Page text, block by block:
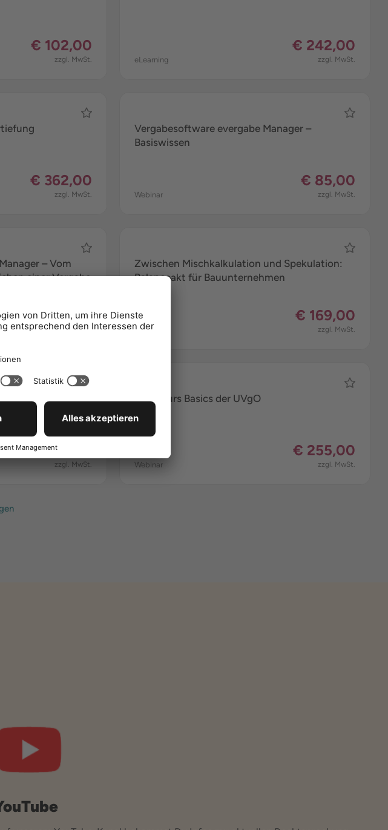
€ 102,00
zzgl. MwSt. eLearning
€ 242,00
zzgl. MwSt.
€ 362,00
zzgl. MwSt.
Vergabesoftware evergabe Manager –
Basiswissen
Webinar
€ 85,00
zzgl. MwSt.
– Vom
einer Vergabe
€ 205,00
zzgl. MwSt.
Zwischen Mischkalkulation und Spekulation:
Balanceakt für Bauunternehmen
Webinar
€ 169,00
zzgl. MwSt.
&
€ 255,00
zzgl. MwSt.
Crashkurs Basics der UVgO
Webinar
€ 255,00
zzgl. MwSt.